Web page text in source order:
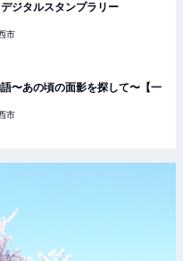
ジタルスタンプラリー
市
〜あの頃の面影を探して〜【一
市